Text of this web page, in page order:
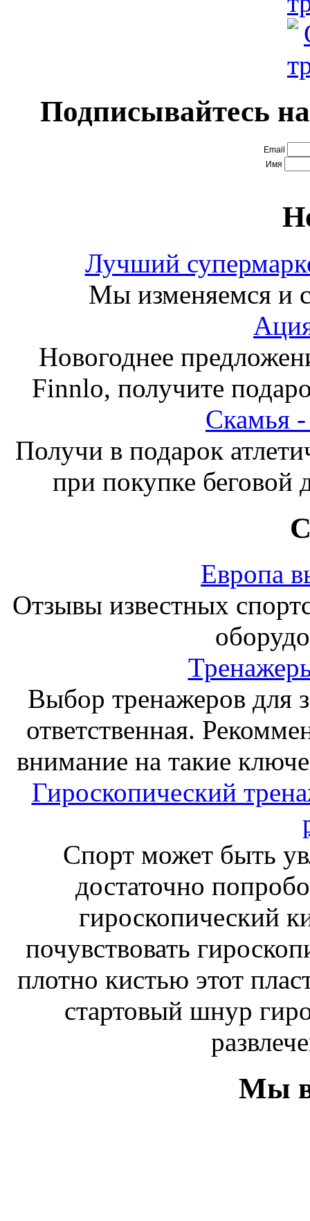
Подписывайтесь
Email
Имя
Лучший
Мы изменяемся и
Новогоднее
Finnlo, получите
Получи в подарок
при покупке беговой
Европа
Отзывы известных
Выбор тренажеров для
ответственная.
внимание на такие
Гироскопический
Спорт может быть
достаточно
гироскопический
почувствовать
плотно кистью этот
стартовый шнур
Мы в